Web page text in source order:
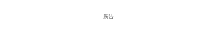
廣告